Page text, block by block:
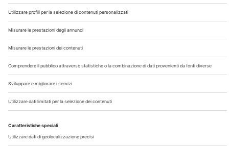
Chi Siamo
Contatti
Note Legali
Privacy
©2026 Edra S.p.a | www.edraspa.it | P.iva 08056040960
| Tel. 02/881841 | Sede legale: Viale Enrico Forlanini 21 -